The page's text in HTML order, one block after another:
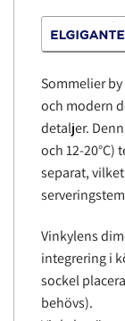
Sommelier
och modern
detaljer.
och 12-20°C)
separat,
Vinkylens
integrering i
sockel
behövs).